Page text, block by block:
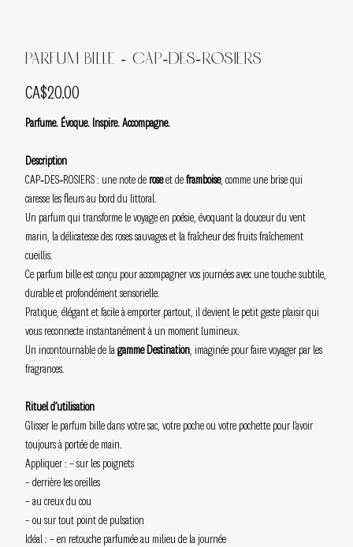
Parfum bille - Cap-des-Rosiers
Price
CA$20.00
Parfume. Évoque. Inspire. Accompagne.
Description
CAP‑DES‑ROSIERS : une note de roseet deframboise, comme une brise qui
caresse les fleurs au bord du littoral.
Un parfum qui transforme le voyage en poésie, évoquant la douceur du vent
marin, la délicatesse des roses sauvages et la fraîcheur des fruits fraîchement
cueillis.
Ce parfum bille est conçu pour accompagner vos journées avec une touche subtile,
durable et profondément sensorielle.
Pratique, élégant et facile à emporter partout, il devient le petit geste plaisir qui
vous reconnecte instantanément à un moment lumineux.
Un incontournable de lagamme Destination, imaginée pour faire voyager par les
fragrances.
Rituel d’utilisation
Glisser le parfum bille dans votre sac, votre poche ou votre pochette pour l’avoir
toujours à portée de main.
Appliquer : – sur les poignets
– derrière les oreilles
– au creux du cou
– ou sur tout point de pulsation
Idéal : – en retouche parfumée au milieu de la journée